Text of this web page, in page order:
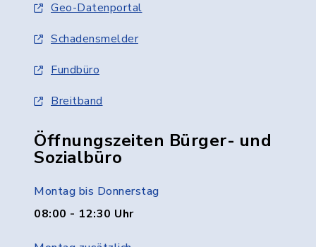
Geo-Datenportal
Schadensmelder
Fundbüro
Breitband
Öffnungszeiten Bürger- und
Sozialbüro
Montag bis Donnerstag
08:00 - 12:30 Uhr